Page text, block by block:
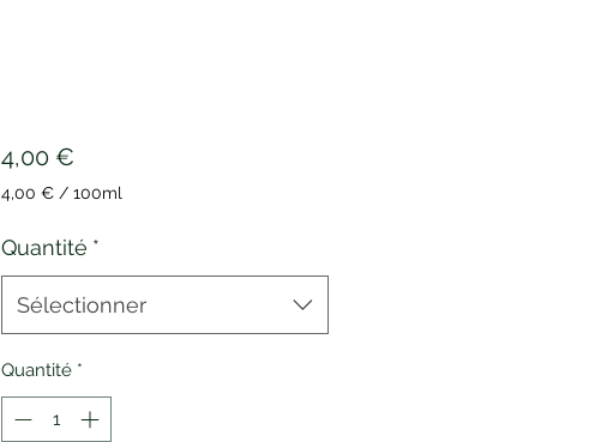
4,00 €Prix
4,00 € / 100ml
pour
100
Quantité *
Sélectionner
Quantité *